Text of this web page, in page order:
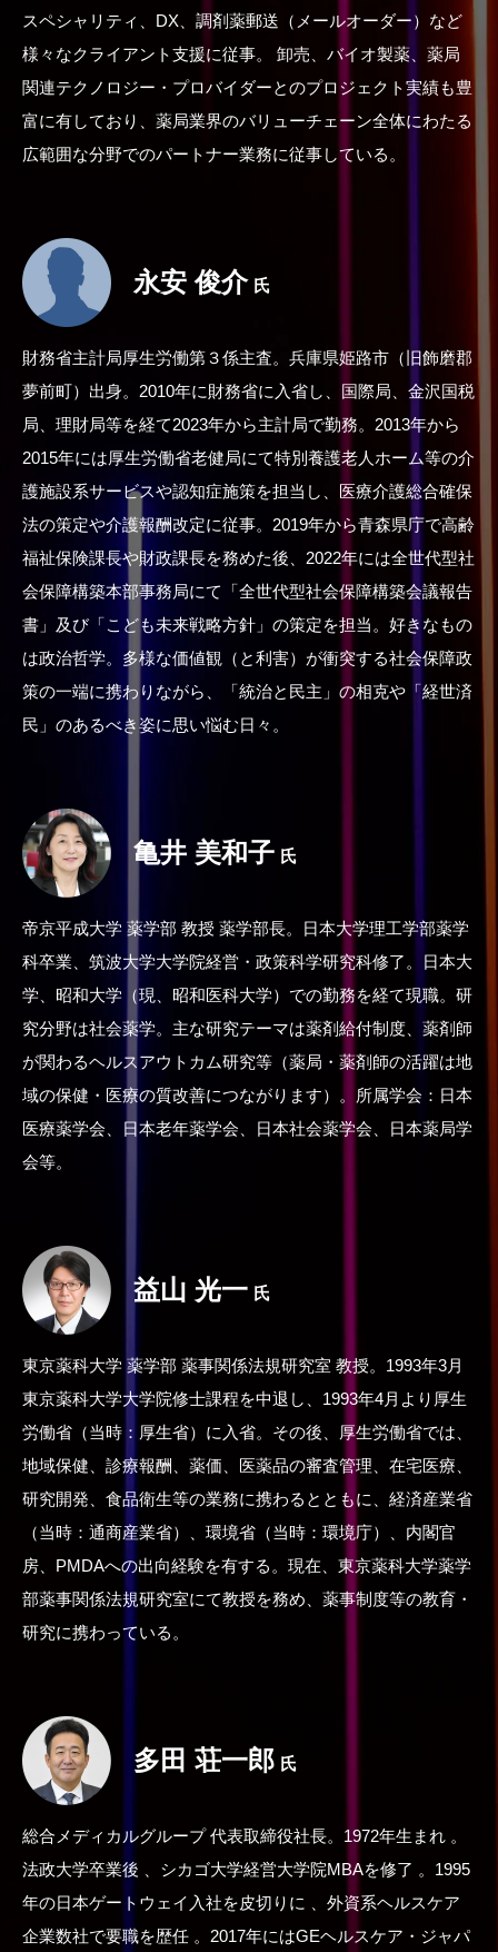
スペシャリティ、DX、調剤薬郵送（メールオーダー）など
様々なクライアント支援に従事。 卸売、バイオ製薬、薬局
関連テクノロジー・プロバイダーとのプロジェクト実績も豊
富に有しており、薬局業界のバリューチェーン全体にわたる
広範囲な分野でのパートナー業務に従事している。
永安 俊介 氏
財務省主計局厚生労働第３係主査。兵庫県姫路市（旧飾磨郡
夢前町）出身。2010年に財務省に入省し、国際局、金沢国税
局、理財局等を経て2023年から主計局で勤務。2013年から
2015年には厚生労働省老健局にて特別養護老人ホーム等の介
護施設系サービスや認知症施策を担当し、医療介護総合確保
法の策定や介護報酬改定に従事。2019年から青森県庁で高齢
福祉保険課長や財政課長を務めた後、2022年には全世代型社
会保障構築本部事務局にて「全世代型社会保障構築会議報告
書」及び「こども未来戦略方針」の策定を担当。好きなもの
は政治哲学。多様な価値観（と利害）が衝突する社会保障政
策の一端に携わりながら、「統治と民主」の相克や「経世済
民」のあるべき姿に思い悩む日々。
亀井 美和子 氏
帝京平成大学 薬学部 教授 薬学部長。日本大学理工学部薬学
科卒業、筑波大学大学院経営・政策科学研究科修了。日本大
学、昭和大学（現、昭和医科大学）での勤務を経て現職。研
究分野は社会薬学。主な研究テーマは薬剤給付制度、薬剤師
が関わるヘルスアウトカム研究等（薬局・薬剤師の活躍は地
域の保健・医療の質改善につながります）。所属学会：日本
医療薬学会、日本老年薬学会、日本社会薬学会、日本薬局学
会等。
益山 光一 氏
東京薬科大学 薬学部 薬事関係法規研究室 教授。1993年3月
東京薬科大学大学院修士課程を中退し、1993年4月より厚生
労働省（当時：厚生省）に入省。その後、厚生労働省では、
地域保健、診療報酬、薬価、医薬品の審査管理、在宅医療、
研究開発、食品衛生等の業務に携わるとともに、経済産業省
（当時：通商産業省）、環境省（当時：環境庁）、内閣官
房、PMDAへの出向経験を有する。現在、東京薬科大学薬学
部薬事関係法規研究室にて教授を務め、薬事制度等の教育・
研究に携わっている。
多田 荘一郎 氏
総合メディカルグループ 代表取締役社長。1972年生まれ 。
法政大学卒業後 、シカゴ大学経営大学院MBAを修了 。1995
年の日本ゲートウェイ入社を皮切りに 、外資系ヘルスケア
企業数社で要職を歴任 。2017年にはGEヘルスケア・ジャパ